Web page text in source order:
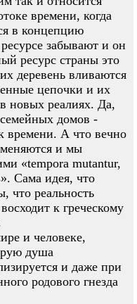
времени, когда
в концепцию
забывают и он
ресурс страны это
деревень вливаются
цепочки и их
новых реалиях. Да,
домов -
времени. А что вечно
и мы
«tempora mutantur,
Сама идея, что
что реальность
к греческому
и человеке,
душа
и даже при
родового гнезда